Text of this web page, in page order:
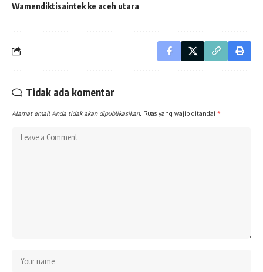
Wamendiktisaintek ke aceh utara
Tidak ada komentar
Alamat email Anda tidak akan dipublikasikan. Ruas yang wajib ditandai *